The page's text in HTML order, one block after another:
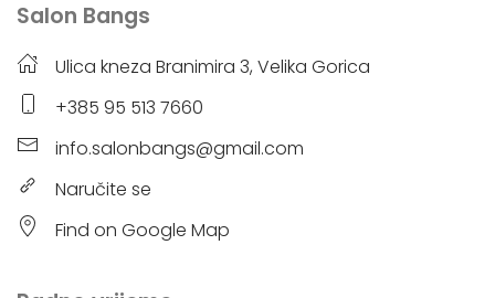
Salon Bangs
Ulica kneza Branimira 3, Velika Gorica
+385 95 513 7660
info.salonbangs@gmail.com
Naručite se
Find on Google Map